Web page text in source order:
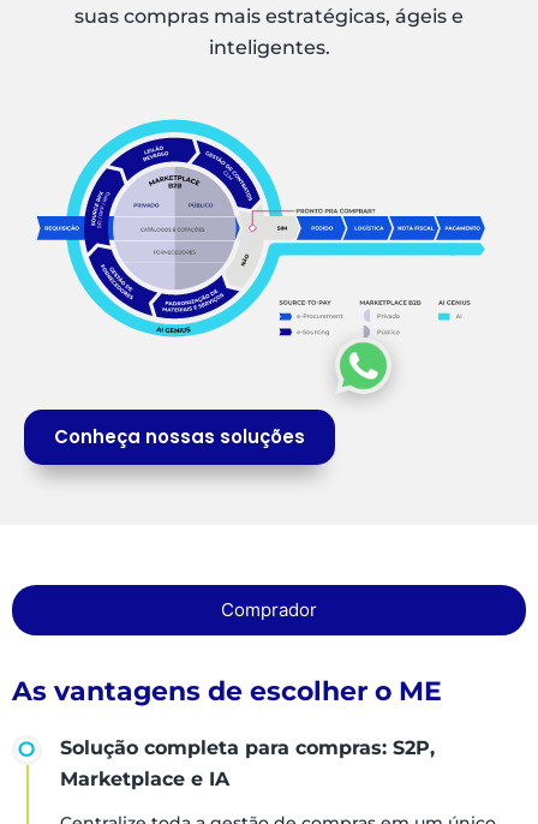
suas compras mais estratégicas, ágeis e
inteligentes.
Conheça nossas soluções
Comprador
As vantagens de escolher o ME
Solução completa para compras: S2P,
Marketplace e IA